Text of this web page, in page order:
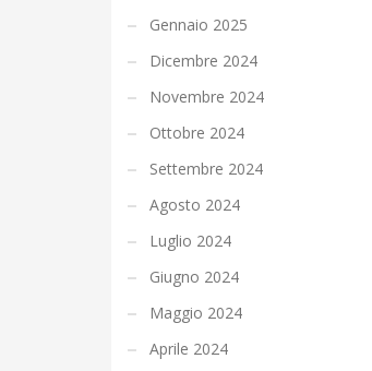
Gennaio 2025
Dicembre 2024
Novembre 2024
Ottobre 2024
Settembre 2024
Agosto 2024
Luglio 2024
Giugno 2024
Maggio 2024
Aprile 2024